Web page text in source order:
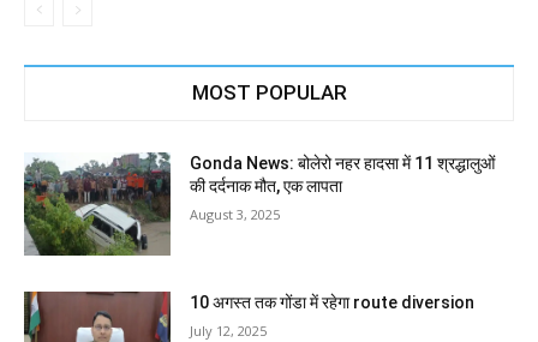
MOST POPULAR
Gonda News: बोलेरो नहर हादसा में 11 श्रद्धालुओं
की दर्दनाक मौत, एक लापता
August 3, 2025
10 अगस्त तक गोंडा में रहेगा route diversion
July 12, 2025